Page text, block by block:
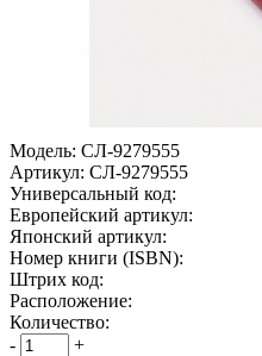
Модель: СЛ-9279555
Артикул: СЛ-9279555
Универсальный код:
Европейский артикул:
Японский артикул:
Номер книги (ISBN):
Штрих код:
Расположение:
Количество:
-
+